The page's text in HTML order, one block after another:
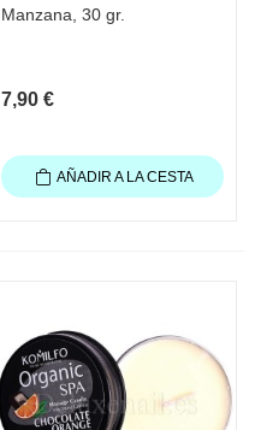
Manzana, 30 gr.
7,90 €
AÑADIR A LA CESTA